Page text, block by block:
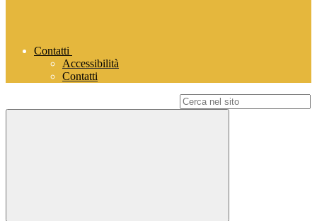
Contatti
Accessibilità
Contatti